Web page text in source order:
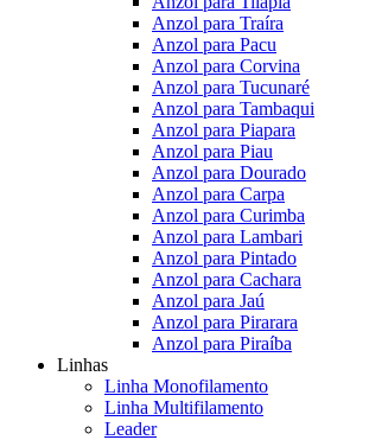
Anzol para Traíra
Anzol para Pacu
Anzol para Corvina
Anzol para Tucunaré
Anzol para Tambaqui
Anzol para Piapara
Anzol para Piau
Anzol para Dourado
Anzol para Carpa
Anzol para Curimba
Anzol para Lambari
Anzol para Pintado
Anzol para Cachara
Anzol para Jaú
Anzol para Pirarara
Anzol para Piraíba
Linhas
Linha Monofilamento
Linha Multifilamento
Leader